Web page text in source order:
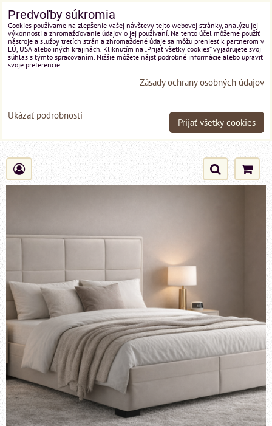
Predvoľby súkromia
Cookies používame na zlepšenie vašej návštevy tejto webovej stránky, analýzu jej
výkonnosti a zhromažďovanie údajov o jej používaní. Na tento účel môžeme použiť
nástroje a služby tretích strán a zhromaždené údaje sa môžu preniesť k partnerom v
EÚ, USA alebo iných krajinách. Kliknutím na „Prijať všetky cookies“ vyjadrujete svoj
súhlas s týmto spracovaním. Nižšie môžete nájsť podrobné informácie alebo upraviť
svoje preferencie.
Zásady ochrany osobných údajov
Ukázať podrobnosti
Prijať všetky cookies